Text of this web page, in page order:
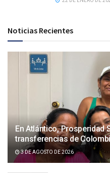
Noticias Recientes
En Atlántico, Prosperidad
transferencias de
3 DE AGOSTO DE 2026